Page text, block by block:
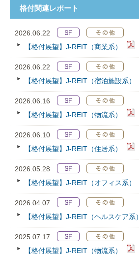
格付関連レポート
2026.06.22
【格付展望】J-REIT（商業系）
2026.06.22
【格付展望】J-REIT（宿泊施設系）
2026.06.16
【格付展望】J-REIT（物流系）
2026.06.10
【格付展望】J-REIT（住居系）
2026.05.28
【格付展望】J-REIT（オフィス系）
2026.04.07
【格付展望】J-REIT（ヘルスケア系）
2025.07.17
【格付展望】J-REIT（物流系）